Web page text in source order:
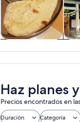
excursiones de
un día
Haz planes
Precios encontrados en
Duración Categoría